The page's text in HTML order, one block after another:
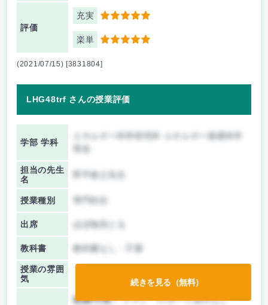
評価
充実 5
楽単 5
(2021/07/15) [3831804]
LHG48trf さんの授業評価
学部 学科
担当の先生
名
野平俊之先生
授業種別
出席 ほぼ毎回とる
教科書 教科書なし・不要
授業の雰囲
気
前期/中間：テスト・レポート両方なし
続きを見る（無料）